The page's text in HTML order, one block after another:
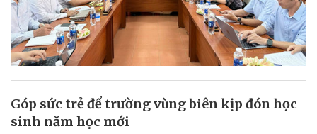
Góp sức trẻ để trường vùng biên kịp đón học
sinh năm học mới